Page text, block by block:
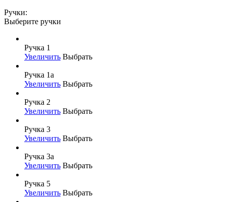
Ручки:
Выберите ручки
Ручка 1
Увеличить Выбрать
Ручка 1а
Увеличить Выбрать
Ручка 2
Увеличить Выбрать
Ручка 3
Увеличить Выбрать
Ручка 3а
Увеличить Выбрать
Ручка 5
Увеличить Выбрать